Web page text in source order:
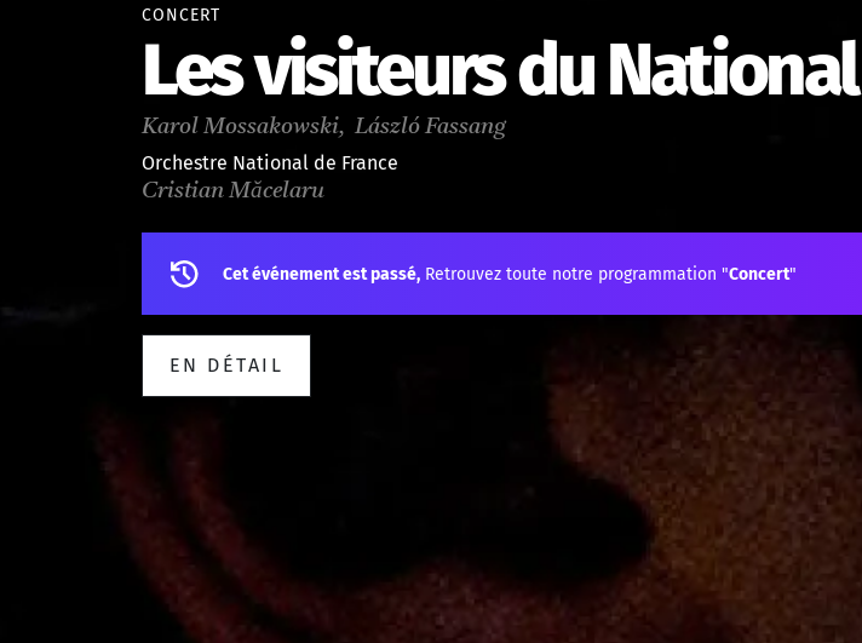
CONCERT
Les visiteurs du National
Karol Mossakowski, László Fassang
Orchestre National de France
Cristian Măcelaru
Cet événement est passé, Retrouvez toute notre programmation "Concert"
EN DÉTAIL